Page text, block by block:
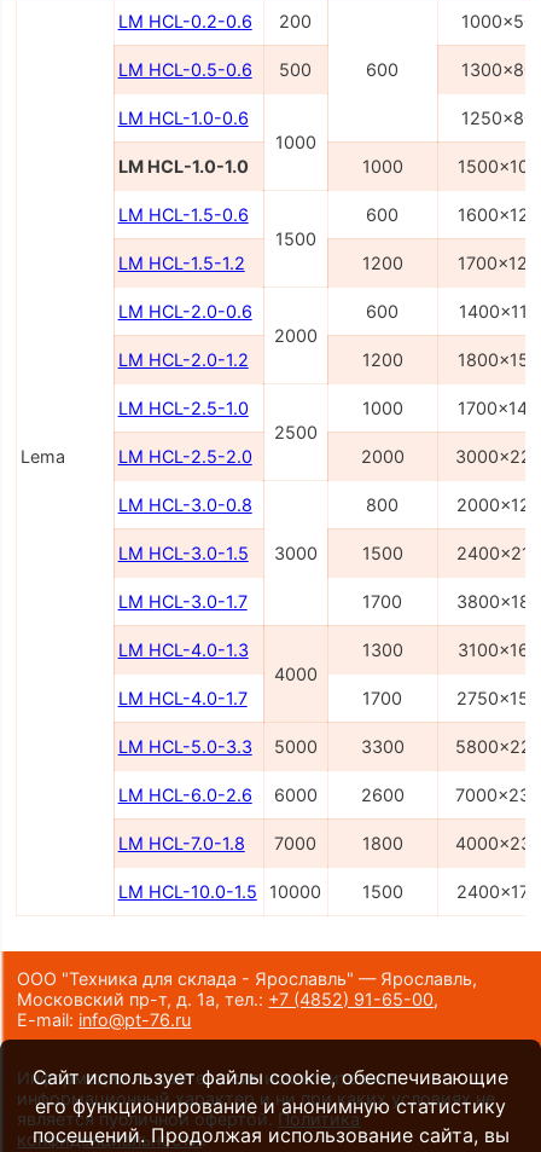
Lema
LM HCL-0.2-0.6 200
600
LM HCL-0.5-0.6 500
LM HCL-1.0-0.6
1000
LM HCL-1.0-1.0 1000
LM HCL-1.5-0.6
1500
600
LM HCL-1.5-1.2 1200
LM HCL-2.0-0.6
2000
600
LM HCL-2.0-1.2 1200
LM HCL-2.5-1.0
2500
1000
LM HCL-2.5-2.0 2000
LM HCL-3.0-0.8
3000
800
LM HCL-3.0-1.5 1500
LM HCL-3.0-1.7 1700
LM HCL-4.0-1.3
4000
1300
LM HCL-4.0-1.7 1700
LM HCL-5.0-3.3 5000 3300
LM HCL-6.0-2.6 6000 2600
LM HCL-7.0-1.8 7000 1800
LM HCL-10.0-1.5 10000 1500
ООО "Техника для склада - Ярославль" — Ярославль,
Московский пр-т, д. 1а,тел.: +7 (4852) 91-65-00,
E-mail: info@pt-76.ru
Информация на сайте носит исключительно
информационный характер и ни при каких условиях не
является публичной офертой. Политика
конфиденциальности.
Сайт использует файлы cookie, обеспечивающие
его функционирование и анонимную статистику
посещений. Продолжая использование сайта, вы